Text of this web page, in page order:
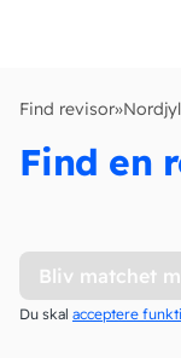
Find revisor»
Find en
Bliv matchet
Du skal acceptere